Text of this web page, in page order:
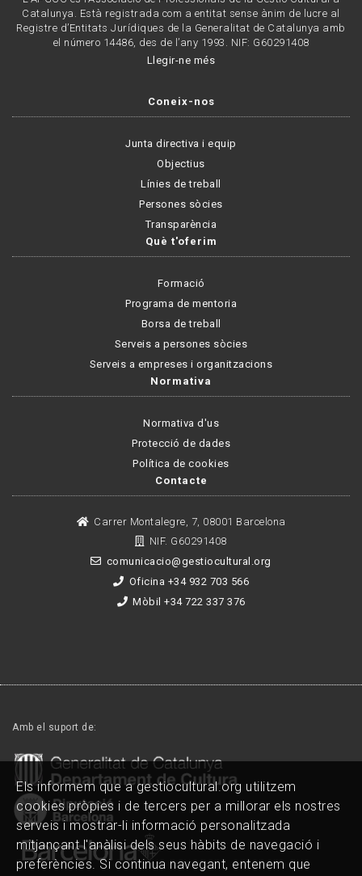
Catalunya. Està registrada com a entitat sense ànim de lucre al
Registre d’Entitats Jurídiques de la Generalitat de Catalunya amb
el número 14486, des de l’any 1993. NIF: G60291408
Llegir-ne més
Coneix-nos
Junta directiva i equip
Objectius
Línies de treball
Persones sòcies
Transparència
Què t'oferim
Formació
Programa de mentoria
Borsa de treball
Serveis a persones sòcies
Serveis a empreses i organitzacions
Normativa
Normativa d'us
Protecció de dades
Política de cookies
Contacte
Carrer Montalegre, 7, 08001 Barcelona
NIF. G60291408
comunicacio@gestiocultural.org
Oficina +34 932 703 566
Mòbil +34 722 337 376
Amb el suport de:
Els informem que a gestiocultural.org utilitzem
cookies pròpies i de tercers per a millorar els nostres
serveis i mostrar-li informació personalitzada
mitjançant l'anàlisi dels seus hàbits de navegació i
preferències. Si continua navegant, entenem que